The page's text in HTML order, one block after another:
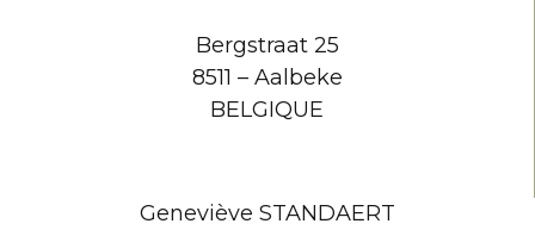
Bergstraat 25
8511 – Aalbeke
BELGIQUE
Geneviève STANDAERT